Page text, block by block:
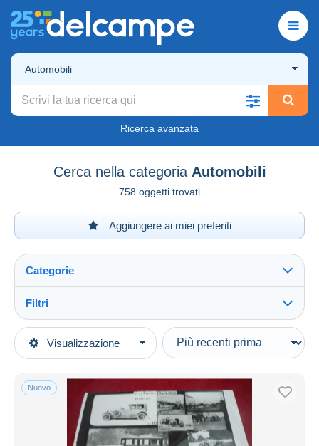
Automobili
Ricerca avanzata
Cerca nella categoria Automobili
758 oggetti trovati
Aggiungere ai miei preferiti
Visualizzazione
Categorie
Categorie principali
Foto
Riproduzioni
Automobili
Filtri
Tipo di vendita
In corso
Prezzo fisso
Asta con offerte
Aste senza offerte
Casa d'aste
Nuovo